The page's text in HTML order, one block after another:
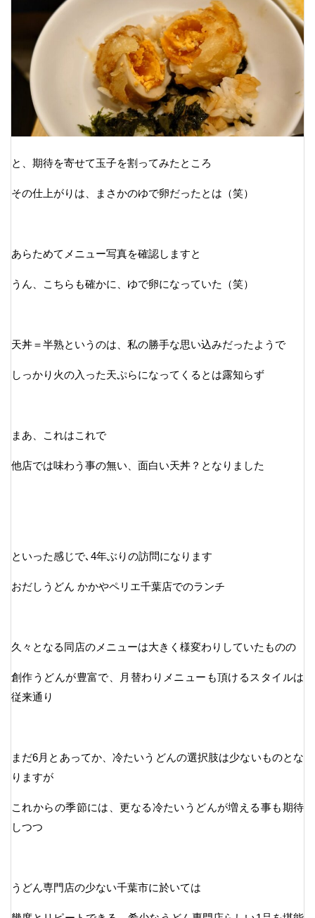
と、期待を寄せて玉子を割ってみたところ
その仕上がりは、まさかのゆで卵だったとは（笑）
あらためてメニュー写真を確認しますと
うん、こちらも確かに、ゆで卵になっていた（笑）
天丼＝半熟というのは、私の勝手な思い込みだったようで
しっかり火の入った天ぷらになってくるとは露知らず
まあ、これはこれで
他店では味わう事の無い、面白い天丼？となりました
といった感じで､4年ぶりの訪問になります
おだしうどん かかやペリエ千葉店でのランチ
久々となる同店のメニューは大きく様変わりしていたものの
創作うどんが豊富で、月替わりメニューも頂けるスタイルは
従来通り
まだ6月とあってか、冷たいうどんの選択肢は少ないものとな
りますが
これからの季節には、更なる冷たいうどんが増える事も期待
しつつ
うどん専門店の少ない千葉市に於いては